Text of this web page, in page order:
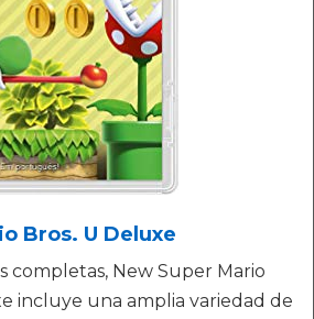
Bros. U Deluxe
completas, New Super Mario
incluye una amplia variedad de